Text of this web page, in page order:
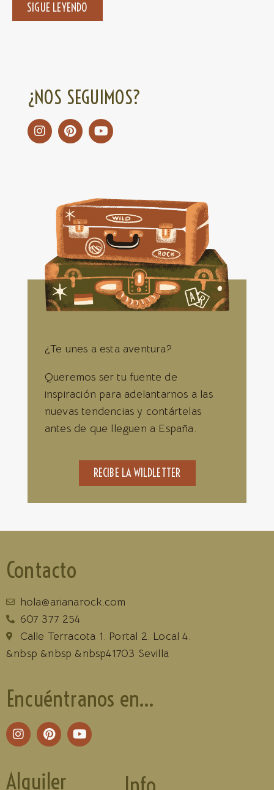
SIGUE LEYENDO
¿NOS SEGUIMOS?
¿Te unes a esta aventura?
Queremos ser tu fuente de
inspiración para adelantarnos a las
nuevas tendencias y contártelas
antes de que lleguen a España.
RECIBE LA WILDLETTER
Contacto
hola@arianarock.com
607 377 254
Calle Terracota 1. Portal 2. Local 4.
&nbsp &nbsp &nbsp41703 Sevilla
Encuéntranos en...
Alquiler